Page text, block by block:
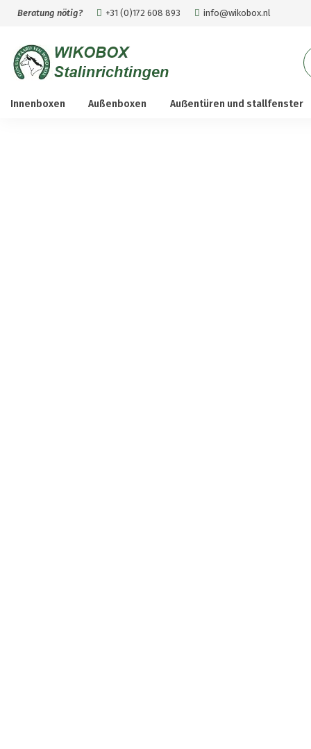
Beratung nötig? +31 (0)172 608 893 info@wikobox.nl
Innenboxen Außenboxen Auẞentüren und stallfenster